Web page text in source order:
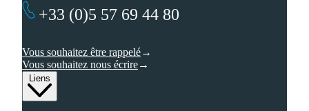
Liens
+33 (0)5 57 69 44 80
Vous souhaitez être rappelé
Vous souhaitez nous écrire